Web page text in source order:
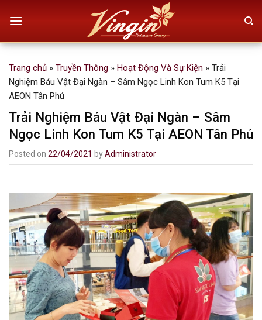
Trang chủ » Truyền Thông » Hoạt Động Và Sự Kiện » Trải
Nghiệm Báu Vật Đại Ngàn – Sâm Ngọc Linh Kon Tum K5 Tại
AEON Tân Phú
Trải Nghiệm Báu Vật Đại Ngàn – Sâm
Ngọc Linh Kon Tum K5 Tại AEON Tân Phú
Posted on 22/04/2021 byAdministrator